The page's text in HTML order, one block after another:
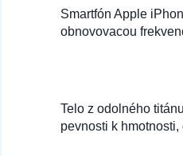
Smartfón Apple
obnovovacou
Telo z odolného
pevnosti k